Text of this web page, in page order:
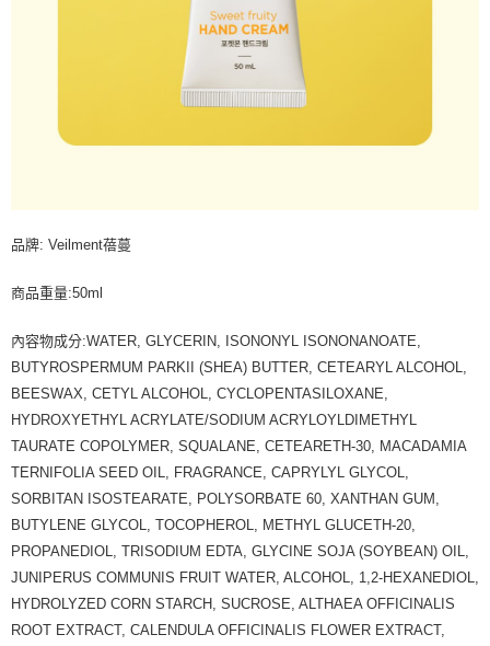
品牌: Veilment蓓蔓
商品重量:50ml
內容物成分:WATER, GLYCERIN, ISONONYL ISONONANOATE,
BUTYROSPERMUM PARKII (SHEA) BUTTER, CETEARYL ALCOHOL,
BEESWAX, CETYL ALCOHOL, CYCLOPENTASILOXANE,
HYDROXYETHYL ACRYLATE/SODIUM ACRYLOYLDIMETHYL
TAURATE COPOLYMER, SQUALANE, CETEARETH-30, MACADAMIA
TERNIFOLIA SEED OIL, FRAGRANCE, CAPRYLYL GLYCOL,
SORBITAN ISOSTEARATE, POLYSORBATE 60, XANTHAN GUM,
BUTYLENE GLYCOL, TOCOPHEROL, METHYL GLUCETH-20,
PROPANEDIOL, TRISODIUM EDTA, GLYCINE SOJA (SOYBEAN) OIL,
JUNIPERUS COMMUNIS FRUIT WATER, ALCOHOL, 1,2-HEXANEDIOL,
HYDROLYZED CORN STARCH, SUCROSE, ALTHAEA OFFICINALIS
ROOT EXTRACT, CALENDULA OFFICINALIS FLOWER EXTRACT,